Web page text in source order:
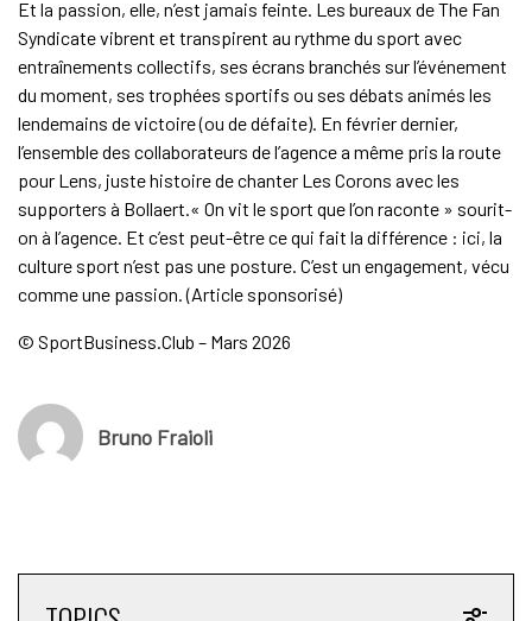
Et la passion, elle, n’est jamais feinte. Les bureaux de The Fan
Syndicate vibrent et transpirent au rythme du sport avec
entraînements collectifs, ses écrans branchés sur l’événement
du moment, ses trophées sportifs ou ses débats animés les
lendemains de victoire (ou de défaite). En février dernier,
l’ensemble des collaborateurs de l’agence a même pris la route
pour Lens, juste histoire de chanter Les Corons avec les
supporters à Bollaert.« On vit le sport que l’on raconte » sourit-
on à l’agence. Et c’est peut-être ce qui fait la différence : ici, la
culture sport n’est pas une posture. C’est un engagement, vécu
comme une passion. (Article sponsorisé)
© SportBusiness.Club – Mars 2026
Bruno Fraioli